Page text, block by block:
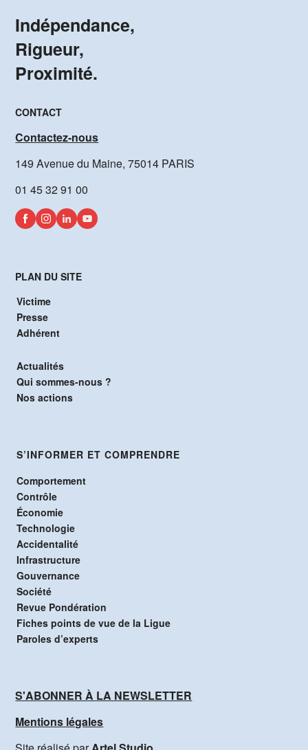
Indépendance,
Rigueur,
Proximité.
CONTACT
Contactez-nous
149 Avenue du Maine, 75014 PARIS
01 45 32 91 00
PLAN DU SITE
Victime
Presse
Adhérent
Actualités
Qui sommes-nous ?
Nos actions
S’INFORMER ET COMPRENDRE
Comportement
Contrôle
Économie
Technologie
Accidentalité
Infrastructure
Gouvernance
Société
Revue Pondération
Fiches points de vue de la Ligue
Paroles d’experts
S'ABONNER À LA NEWSLETTER
Mentions légales